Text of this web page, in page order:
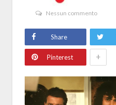
Nessun commento
Share
Pinterest +